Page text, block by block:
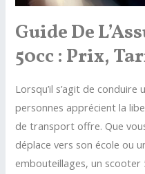
Guide De
50cc : Prix,
Lorsqu’il s’agit de
personnes apprécient la
de transport offre. Que
déplace vers son école ou
embouteillages, un